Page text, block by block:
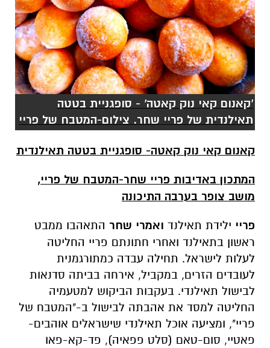
'קאנום קאי נוק קאטה' - סופגניית בטטה
תאילנדית של פריי שחר. צילום-המטבח של פריי
קאנום קאי נוק קאטה- סופגניית בטטה תאילנדית
המתכון באדיבות פריי שחר-המטבח של פריי,
מושב צופר בערבה התיכונה
פריי ילידת תאילנד ואמרי שחר התאהבו ממבט
ראשון בתאילנד ואחרי חתונתם פריי החליטה
לעלות לישראל. תחילה עבדה כמתורגמנית
לעובדים הזרים, במקביל, אירחה בביתה סדנאות
לבישול תאילנדי. בעקבות הביקוש למטעמיה
החליטה למסד את אהבתה לבישול ב-"המטבח של
פריי", ומציעה אוכל תאילנדי שישראלים אוהבים-
פאטיי, סום-טאם (סלט פפאיה), פד-קא-פאו